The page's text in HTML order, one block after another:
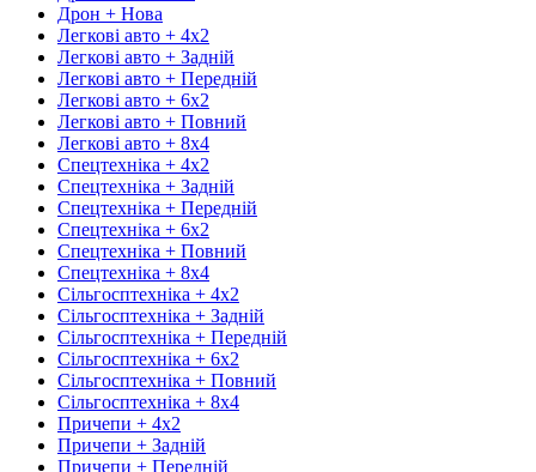
Дрон + Нова
Легкові авто + 4х2
Легкові авто + Задній
Легкові авто + Передній
Легкові авто + 6х2
Легкові авто + Повний
Легкові авто + 8х4
Спецтехніка + 4х2
Спецтехніка + Задній
Спецтехніка + Передній
Спецтехніка + 6х2
Спецтехніка + Повний
Спецтехніка + 8х4
Сільгосптехніка + 4х2
Сільгосптехніка + Задній
Сільгосптехніка + Передній
Сільгосптехніка + 6х2
Сільгосптехніка + Повний
Сільгосптехніка + 8х4
Причепи + 4х2
Причепи + Задній
Причепи + Передній